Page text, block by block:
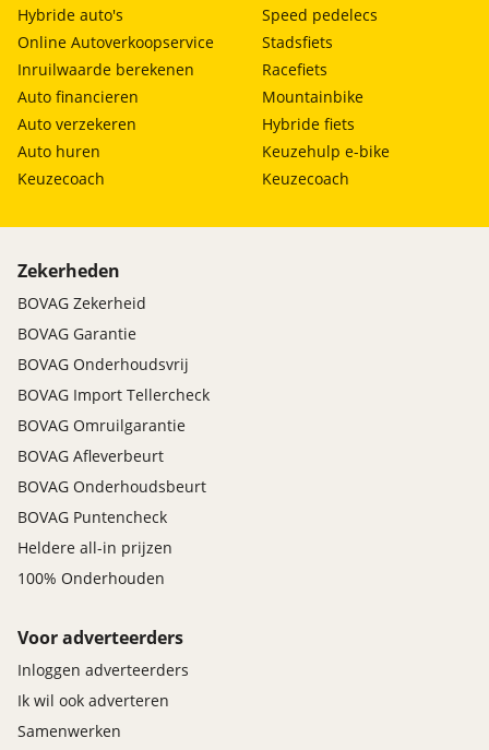
Hybride auto's
Online Autoverkoopservice
Inruilwaarde berekenen
Auto financieren
Auto verzekeren
Auto huren
Keuzecoach
Speed pedelecs
Stadsfiets
Racefiets
Mountainbike
Hybride fiets
Keuzehulp e-bike
Keuzecoach
Zekerheden
BOVAG Zekerheid
BOVAG Garantie
BOVAG Onderhoudsvrij
BOVAG Import Tellercheck
BOVAG Omruilgarantie
BOVAG Afleverbeurt
BOVAG Onderhoudsbeurt
BOVAG Puntencheck
Heldere all-in prijzen
100% Onderhouden
Voor adverteerders
Inloggen adverteerders
Ik wil ook adverteren
Samenwerken